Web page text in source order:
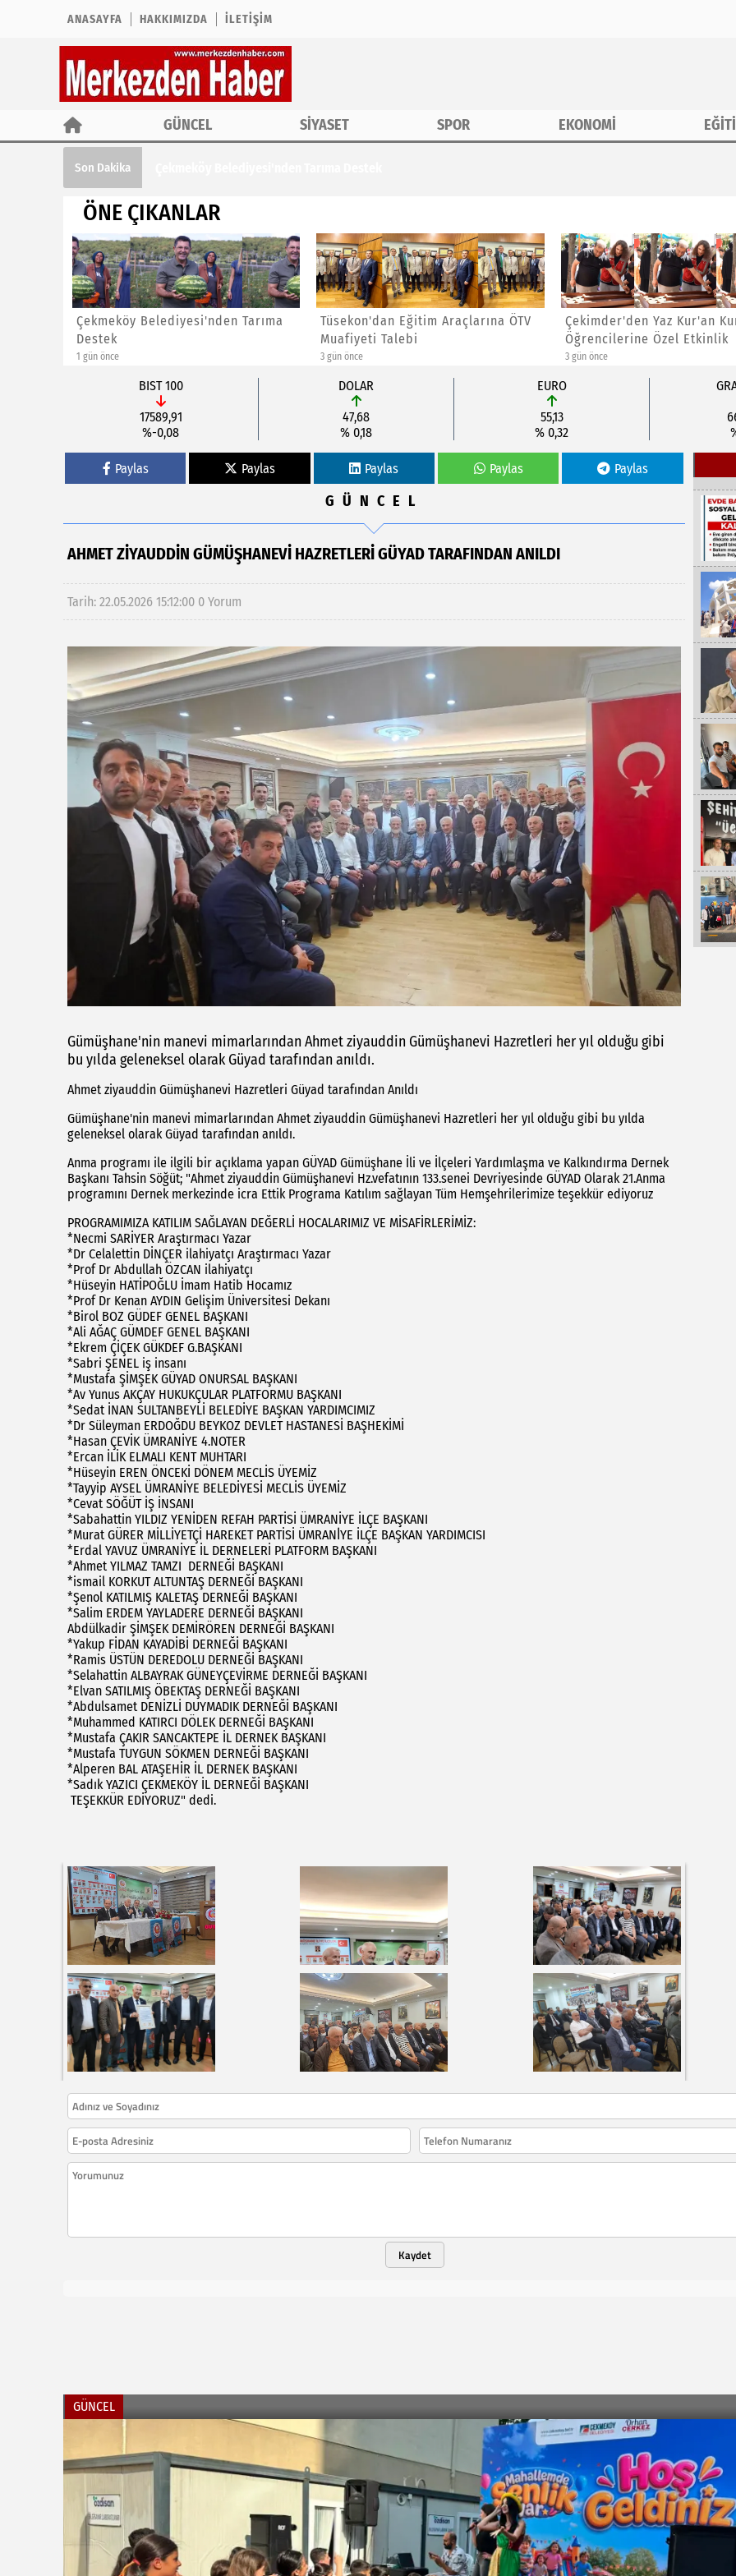
ANASAYFA HAKKIMIZDA İLETIŞIM
GÜNCEL SİYASET SPOR EKONOMİ
Son Dakika
ÖNE ÇIKANLAR
Çekmeköy Belediyesi'nden Tarıma
Destek
1 gün önce
Tüsekon'dan Eğitim Araçlarına ÖTV
Muafiyeti Talebi
3 gün önce
Çekimder'den Yaz Kur'an
Öğrencilerine Özel Etkinlik
3 gün önce
BIST 100
17589,91
%-0,08
DOLAR
47,68
% 0,18
EURO
55,13
% 0,32
Paylas Paylas Paylas Paylas Paylas
GÜNCEL
AHMET ZIYAUDDIN GÜMÜŞHANEVI HAZRETLERI GÜYAD TARAFINDAN ANILDI
Tarih: 22.05.2026 15:12:00 0 Yorum
Gümüşhane'nin manevi mimarlarından Ahmet ziyauddin Gümüşhanevi Hazretleri her yıl olduğu gibi
bu yılda geleneksel olarak Güyad tarafından anıldı.
Ahmet ziyauddin Gümüşhanevi Hazretleri Güyad tarafından Anıldı
Gümüşhane'nin manevi mimarlarından Ahmet ziyauddin Gümüşhanevi Hazretleri her yıl olduğu gibi bu yılda
geleneksel olarak Güyad tarafından anıldı.
Anma programı ile ilgili bir açıklama yapan GÜYAD Gümüşhane İli ve İlçeleri Yardımlaşma ve Kalkındırma Dernek
Başkanı Tahsin Söğüt; "Ahmet ziyauddin Gümüşhanevi Hz.vefatının 133.senei Devriyesinde GÜYAD Olarak 21.Anma
programını Dernek merkezinde icra Ettik Programa Katılım sağlayan Tüm Hemşehrilerimize teşekkür ediyoruz
PROGRAMIMIZA KATILIM SAĞLAYAN DEĞERLİ HOCALARIMIZ VE MİSAFİRLERİMİZ:
*Necmi SARİYER Araştırmacı Yazar
*Dr Celalettin DİNÇER ilahiyatçı Araştırmacı Yazar
*Prof Dr Abdullah ÖZCAN ilahiyatçı
*Hüseyin HATİPOĞLU İmam Hatib Hocamız
*Prof Dr Kenan AYDIN Gelişim Üniversitesi Dekanı
*Birol BOZ GÜDEF GENEL BAŞKANI
*Ali AĞAÇ GÜMDEF GENEL BAŞKANI
*Ekrem ÇİÇEK GÜKDEF G.BAŞKANI
*Sabri ŞENEL iş insanı
*Mustafa ŞİMŞEK GÜYAD ONURSAL BAŞKANI
*Av Yunus AKÇAY HUKUKÇULAR PLATFORMU BAŞKANI
*Sedat İNAN SULTANBEYLİ BELEDİYE BAŞKAN YARDIMCIMIZ
*Dr Süleyman ERDOĞDU BEYKOZ DEVLET HASTANESİ BAŞHEKİMİ
*Hasan ÇEVİK ÜMRANİYE 4.NOTER
*Ercan İLİK ELMALI KENT MUHTARI
*Hüseyin EREN ÖNCEKİ DÖNEM MECLİS ÜYEMİZ
*Tayyip AYSEL ÜMRANİYE BELEDİYESİ MECLİS ÜYEMİZ
*Cevat SÖĞÜT İŞ İNSANI
*Sabahattin YILDIZ YENİDEN REFAH PARTİSİ ÜMRANİYE İLÇE BAŞKANI
*Murat GÜRER MİLLİYETÇİ HAREKET PARTİSİ ÜMRANİ̇YE İLÇE BAŞKAN YARDIMCISI
*Erdal YAVUZ ÜMRANİYE İL DERNELERİ PLATFORM BAŞKANI
*Ahmet YILMAZ TAMZI DERNEĞİ BAŞKANI
*ismail KORKUT ALTUNTAŞ DERNEĞİ BAŞKANI
*Şenol KATILMIŞ KALETAŞ DERNEĞİ BAŞKANI
*Salim ERDEM YAYLADERE DERNEĞİ BAŞKANI
Abdülkadir ŞİMŞEK DEMİRÖREN DERNEĞİ BAŞKANI
*Yakup FİDAN KAYADİBİ DERNEĞİ BAŞKANI
*Ramis ÜSTÜN DEREDOLU DERNEĞİ BAŞKANI
*Selahattin ALBAYRAK GÜNEYÇEVİRME DERNEĞİ BAŞKANI
*Elvan SATILMIŞ ÖBEKTAŞ DERNEĞİ BAŞKANI
*Abdulsamet DENİZLİ DUYMADIK DERNEĞİ BAŞKANI
*Muhammed KATIRCI DÖLEK DERNEĞİ BAŞKANI
*Mustafa ÇAKIR SANCAKTEPE İL DERNEK BAŞKANI
*Mustafa TUYGUN SÖKMEN DERNEĞİ BAŞKANI
*Alperen BAL ATAŞEHİR İL DERNEK BAŞKANI
*Sadık YAZICI ÇEKMEKÖY İL DERNEĞİ BAŞKANI
TEŞEKKÜR EDİYORUZ" dedi.
Kaydet
GÜNCEL